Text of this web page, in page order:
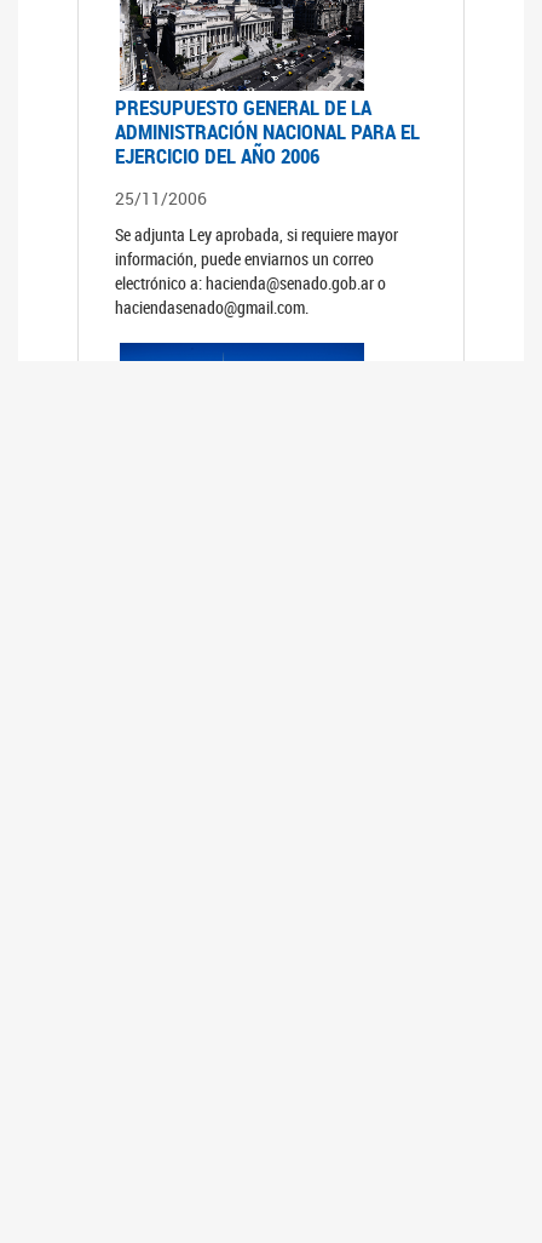
PRESUPUESTO GENERAL DE LA
ADMINISTRACIÓN NACIONAL PARA EL
EJERCICIO DEL AÑO 2006
25/11/2006
Se adjunta Ley aprobada, si requiere mayor
información, puede enviarnos un correo
electrónico a: hacienda@senado.gob.ar o
haciendasenado@gmail.com.